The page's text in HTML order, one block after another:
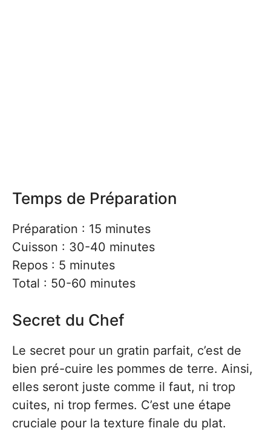
Temps de Préparation
Préparation : 15 minutes
Cuisson : 30-40 minutes
Repos : 5 minutes
Total : 50-60 minutes
Secret du Chef
Le secret pour un gratin parfait, c’est de
bien pré-cuire les pommes de terre. Ainsi,
elles seront juste comme il faut, ni trop
cuites, ni trop fermes. C’est une étape
cruciale pour la texture finale du plat.